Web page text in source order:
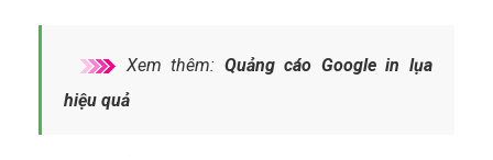
Xem thêm: Quảng cáo Google in lụa
hiệu quả